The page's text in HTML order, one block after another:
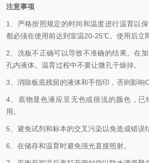
注意事项
1、 严格按照规定的时间和温度进行温育以
都必须在使用前达到室温20-25℃。使用后立
2、 洗板不正确可以导致不准确的结果。在
孔内液体。温育过程中不要让微孔干燥掉。
3、 消除板底残留的液体和手指印，否则影响
4、
底物显色液应呈无色或很浅的颜色，已
用。
5、 避免试剂和标本的交叉污染以免造成错误
6、 在储存和温育时避免强光直接照射。